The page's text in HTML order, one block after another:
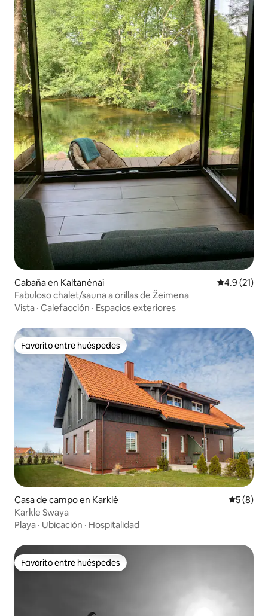
Cabaña en Kaltanėnai Calificación
4.9 (21)
Fabuloso chalet/sauna a orillas de Žeimena
Vista · Calefacción · Espacios exteriores
Favorito entre huéspedes
Favorito entre huéspedes
Casa de campo en Karklė
5 (8)
Karkle Swaya
Playa · Ubicación · Hospitalidad
Favorito entre huéspedes
Favorito entre huéspedes